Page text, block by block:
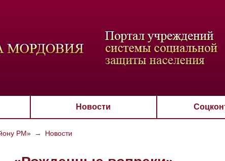
Скрыть Ч/б
Новости
РМ» → Новости